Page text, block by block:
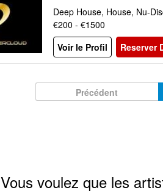
Deep House, House, Nu-
€200 - €1500
Voir le Profil
Reserver
Précédent
Vous voulez que les